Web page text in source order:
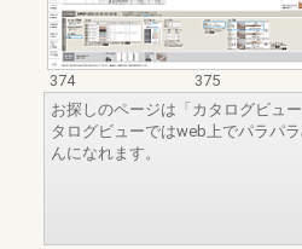
374
375
お探しのページは「カタログビュ
タログビューではweb上でパラパ
んになれます。